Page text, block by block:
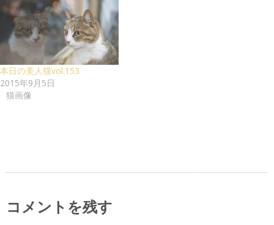
本日の美人猫vol.153
2015年9月5日
猫画像
コメントを残す